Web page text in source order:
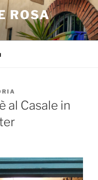
ROSA
al Casale in